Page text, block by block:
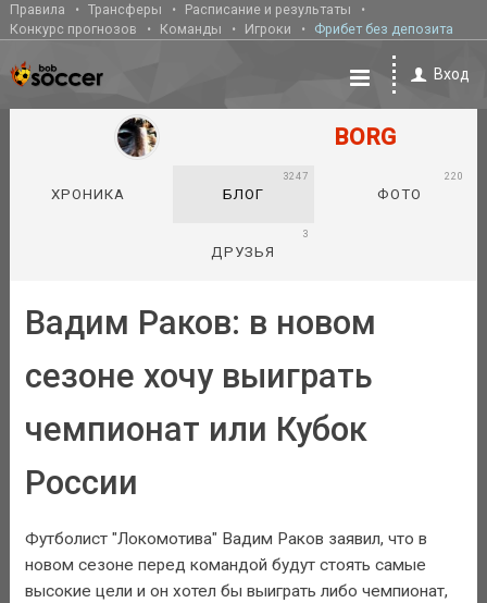
Правила Трансферы
Расписание и результаты
Конкурс прогнозов
Команды Игроки Фрибет без депозита
Вход
BORG
ХРОНИКА БЛОГ
3247
ФОТО
220
ДРУЗЬЯ
3
Вадим Раков: в новом
сезоне хочу выиграть
чемпионат или Кубок
России
Футболист "Локомотива" Вадим Раков заявил, что в
новом сезоне перед командой будут стоять самые
высокие цели и он хотел бы выиграть либо чемпионат,